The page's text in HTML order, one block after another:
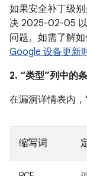
如果安全补丁级
决 2025-02-05
问题。如需了解
Google 设备更新
2. “类型”列中的
在漏洞详情表内，
缩写词